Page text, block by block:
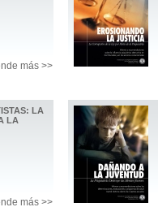
más >>
LA
LA
más >>